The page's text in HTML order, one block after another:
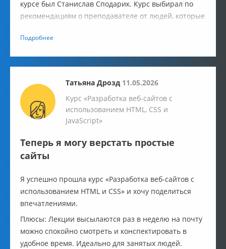
курсе был Станислав Сподарик. Курс выбирал по
рекомендациям о преподавателе от людей, которые
профессию на работу в IT.
Подробнее
Татьяна Дрозд 11.05.2026
Курс «Разработка веб-сайтов с
использованием HTML, CSS и
JavaScript»
Теперь я могу верстать простые
сайты
Я успешно прошла курс «Разработка веб-сайтов с
использованием HTML и CSS» и хочу поделиться
впечатлениями.
Плюсы: Лекции высылаются раз в неделю на почту
можно спокойно смотреть и конспектировать в
удобное время. Идеально для занятых людей.